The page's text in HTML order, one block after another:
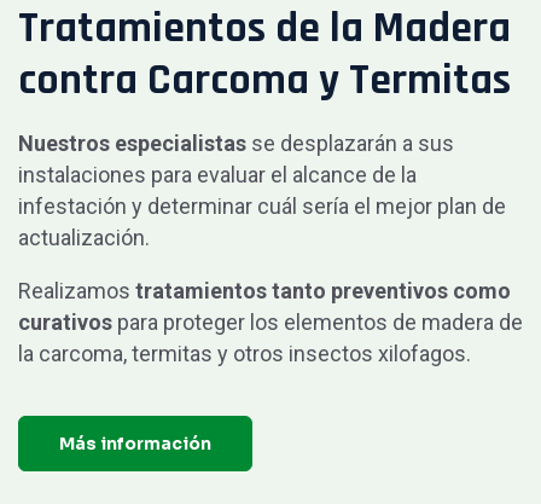
Tratamientos de la Madera
contra Carcoma y Termitas
Nuestros especialistas se desplazarán a sus
instalaciones para evaluar el alcance de la
infestación y determinar cuál sería el mejor plan de
actualización.
Realizamos tratamientos tanto preventivos como
curativos para proteger los elementos de madera de
la carcoma, termitas y otros insectos xilofagos.
Más información